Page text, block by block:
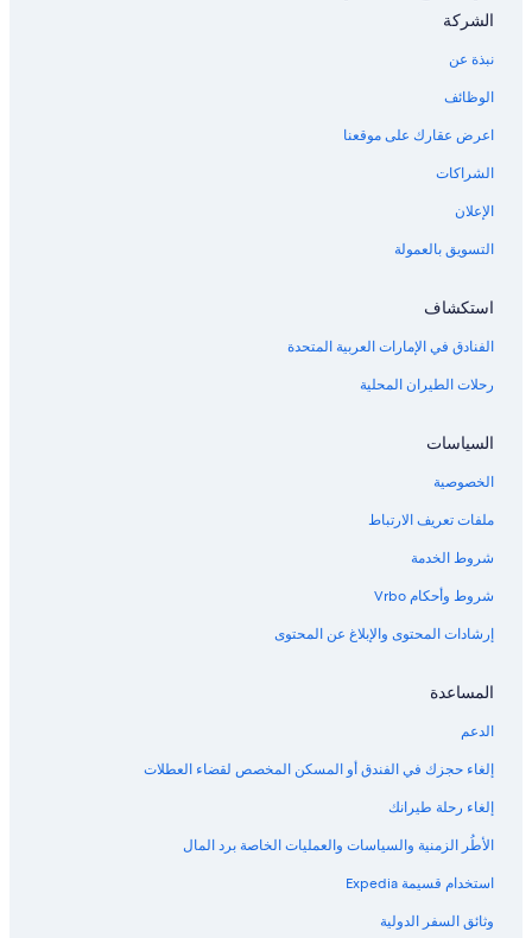
الشركة
نبذة عن
الوظائف
اعرض عقارك على موقعنا
الشراكات
الإعلان
التسويق بالعمولة
استكشاف
الفنادق في الإمارات العربية المتحدة
رحلات الطيران المحلية
السياسات
الخصوصية
ملفات تعريف الارتباط
شروط الخدمة
شروط وأحكام Vrbo
إرشادات المحتوى والإبلاغ عن المحتوى
المساعدة
الدعم
إلغاء حجزك في الفندق أو المسكن المخصص لقضاء العطلات
إلغاء رحلة طيرانك
الأطُر الزمنية والسياسات والعمليات الخاصة برد المال
استخدام قسيمة Expedia
وثائق السفر الدولية